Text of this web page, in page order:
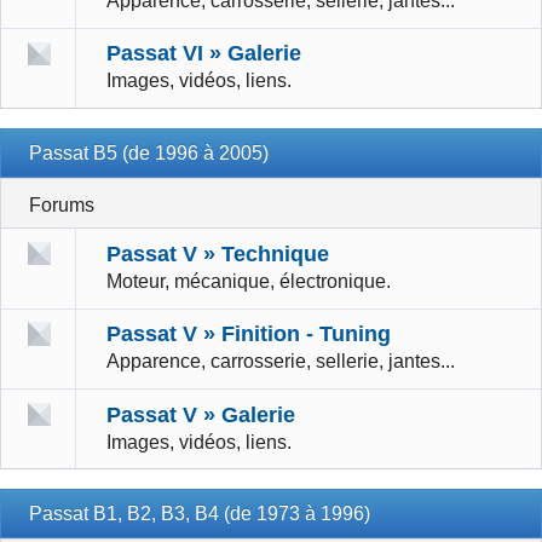
Passat VI » Galerie
Images, vidéos, liens.
Passat B5 (de 1996 à 2005)
Forums
Passat V » Technique
Moteur, mécanique, électronique.
Passat V » Finition - Tuning
Apparence, carrosserie, sellerie, jantes...
Passat V » Galerie
Images, vidéos, liens.
Passat B1, B2, B3, B4 (de 1973 à 1996)